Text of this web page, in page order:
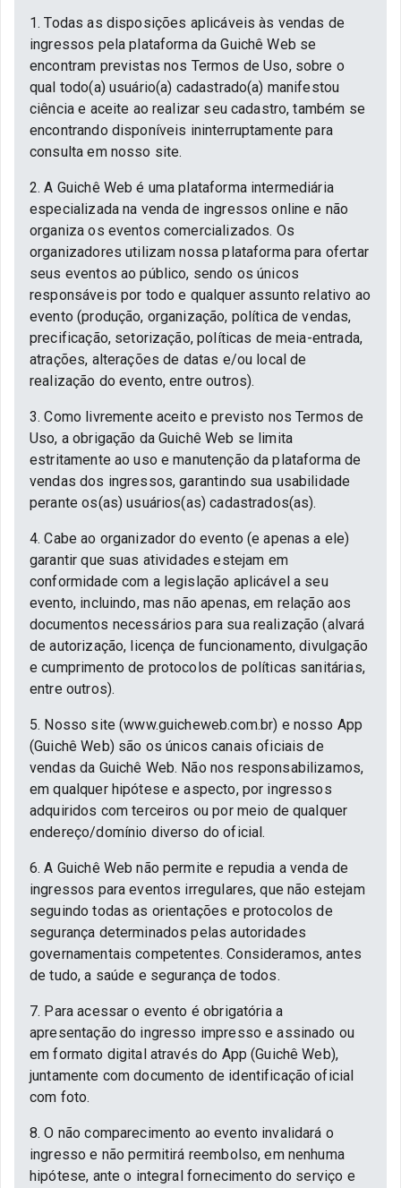
1. Todas as disposições aplicáveis às vendas de
ingressos pela plataforma da Guichê Web se
encontram previstas nos Termos de Uso, sobre o
qual todo(a) usuário(a) cadastrado(a) manifestou
ciência e aceite ao realizar seu cadastro, também se
encontrando disponíveis ininterruptamente para
consulta em nosso site.
2. A Guichê Web é uma plataforma intermediária
especializada na venda de ingressos online e não
organiza os eventos comercializados. Os
organizadores utilizam nossa plataforma para ofertar
seus eventos ao público, sendo os únicos
responsáveis por todo e qualquer assunto relativo ao
evento (produção, organização, política de vendas,
precificação, setorização, políticas de meia-entrada,
atrações, alterações de datas e/ou local de
realização do evento, entre outros).
3. Como livremente aceito e previsto nos Termos de
Uso, a obrigação da Guichê Web se limita
estritamente ao uso e manutenção da plataforma de
vendas dos ingressos, garantindo sua usabilidade
perante os(as) usuários(as) cadastrados(as).
4. Cabe ao organizador do evento (e apenas a ele)
garantir que suas atividades estejam em
conformidade com a legislação aplicável a seu
evento, incluindo, mas não apenas, em relação aos
documentos necessários para sua realização (alvará
de autorização, licença de funcionamento, divulgação
e cumprimento de protocolos de políticas sanitárias,
entre outros).
5. Nosso site (www.guicheweb.com.br) e nosso App
(Guichê Web) são os únicos canais oficiais de
vendas da Guichê Web. Não nos responsabilizamos,
em qualquer hipótese e aspecto, por ingressos
adquiridos com terceiros ou por meio de qualquer
endereço/domínio diverso do oficial.
6. A Guichê Web não permite e repudia a venda de
ingressos para eventos irregulares, que não estejam
seguindo todas as orientações e protocolos de
segurança determinados pelas autoridades
governamentais competentes. Consideramos, antes
de tudo, a saúde e segurança de todos.
7. Para acessar o evento é obrigatória a
apresentação do ingresso impresso e assinado ou
em formato digital através do App (Guichê Web),
juntamente com documento de identificação oficial
com foto.
8. O não comparecimento ao evento invalidará o
ingresso e não permitirá reembolso, em nenhuma
hipótese, ante o integral fornecimento do serviço e